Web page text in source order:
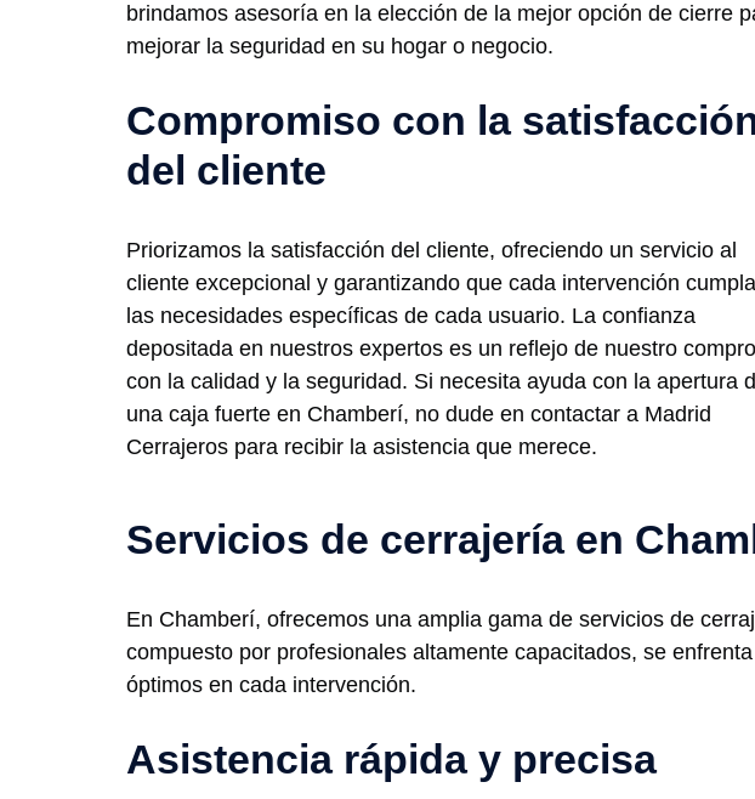
brindamos asesoría en la elección de la mejor opción de cierre
mejorar la seguridad en su hogar o negocio.
Compromiso con la
del cliente
Priorizamos la satisfacción del cliente, ofreciendo un servicio al
cliente excepcional y garantizando que cada intervención
las necesidades específicas de cada usuario. La confianza
depositada en nuestros expertos es un reflejo de nuestro
con la calidad y la seguridad. Si necesita ayuda con la apertura
una caja fuerte en Chamberí, no dude en contactar a Madrid
Cerrajeros para recibir la asistencia que merece.
Servicios de cerrajería en
En Chamberí, ofrecemos una amplia gama de servicios de
compuesto por profesionales altamente capacitados, se
óptimos en cada intervención.
Asistencia rápida y precisa